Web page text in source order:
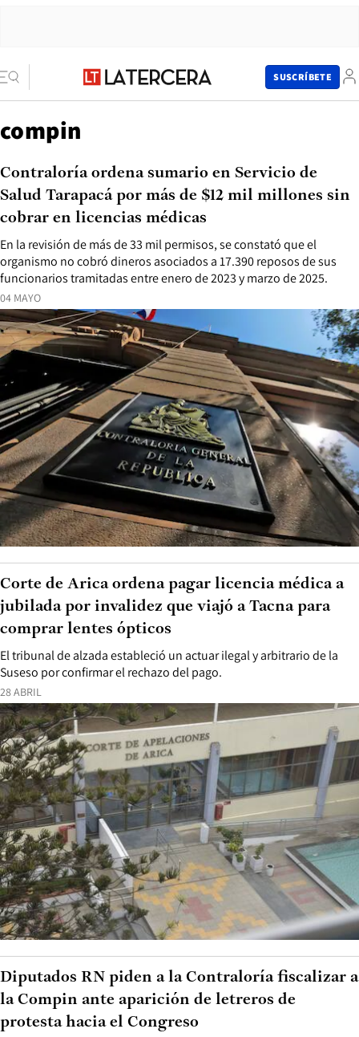
SUSCRÍBETE
compin
04 MAYO
En la revisión de más de 33 mil permisos, se constató que el
organismo no cobró dineros asociados a 17.390 reposos de sus
funcionarios tramitadas entre enero de 2023 y marzo de 2025.
Contraloría ordena sumario en Servicio de
Salud Tarapacá por más de $12 mil millones sin
cobrar en licencias médicas
28 ABRIL
El tribunal de alzada estableció un actuar ilegal y arbitrario de la
Suseso por confirmar el rechazo del pago.
Corte de Arica ordena pagar licencia médica a
jubilada por invalidez que viajó a Tacna para
comprar lentes ópticos
Diputados RN piden a la Contraloría fiscalizar a
la Compin ante aparición de letreros de
protesta hacia el Congreso